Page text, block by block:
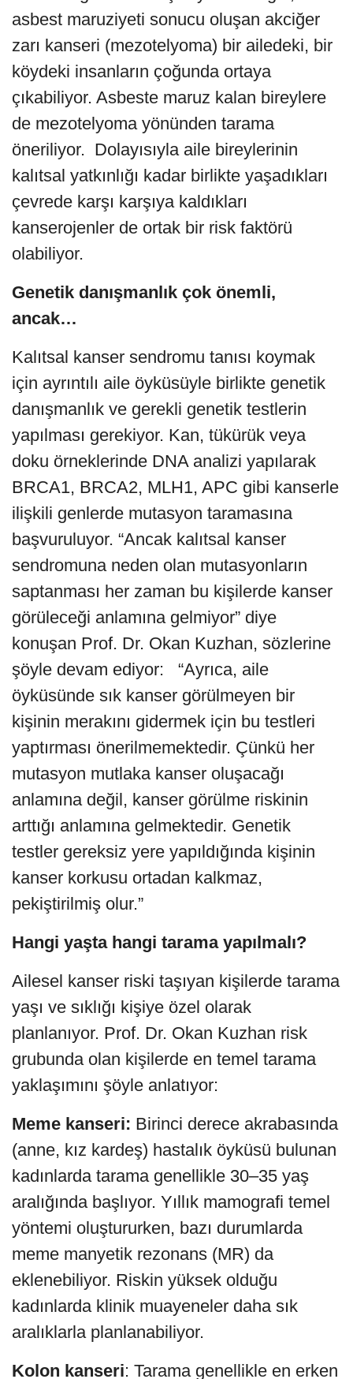
asbest maruziyeti sonucu oluşan akciğer
zarı kanseri (mezotelyoma) bir ailedeki, bir
köydeki insanların çoğunda ortaya
çıkabiliyor. Asbeste maruz kalan bireylere
de mezotelyoma yönünden tarama
öneriliyor. Dolayısıyla aile bireylerinin
kalıtsal yatkınlığı kadar birlikte yaşadıkları
çevrede karşı karşıya kaldıkları
kanserojenler de ortak bir risk faktörü
olabiliyor.
Genetik danışmanlık çok önemli,
ancak…
Kalıtsal kanser sendromu tanısı koymak
için ayrıntılı aile öyküsüyle birlikte genetik
danışmanlık ve gerekli genetik testlerin
yapılması gerekiyor. Kan, tükürük veya
doku örneklerinde DNA analizi yapılarak
BRCA1, BRCA2, MLH1, APC gibi kanserle
ilişkili genlerde mutasyon taramasına
başvuruluyor. “Ancak kalıtsal kanser
sendromuna neden olan mutasyonların
saptanması her zaman bu kişilerde kanser
görüleceği anlamına gelmiyor” diye
konuşan Prof. Dr. Okan Kuzhan, sözlerine
şöyle devam ediyor: “Ayrıca, aile
öyküsünde sık kanser görülmeyen bir
kişinin merakını gidermek için bu testleri
yaptırması önerilmemektedir. Çünkü her
mutasyon mutlaka kanser oluşacağı
anlamına değil, kanser görülme riskinin
arttığı anlamına gelmektedir. Genetik
testler gereksiz yere yapıldığında kişinin
kanser korkusu ortadan kalkmaz,
pekiştirilmiş olur.”
Hangi yaşta hangi tarama yapılmalı?
Ailesel kanser riski taşıyan kişilerde tarama
yaşı ve sıklığı kişiye özel olarak
planlanıyor. Prof. Dr. Okan Kuzhan risk
grubunda olan kişilerde en temel tarama
yaklaşımını şöyle anlatıyor:
Meme kanseri: Birinci derece akrabasında
(anne, kız kardeş) hastalık öyküsü bulunan
kadınlarda tarama genellikle 30–35 yaş
aralığında başlıyor. Yıllık mamografi temel
yöntemi oluştururken, bazı durumlarda
meme manyetik rezonans (MR) da
eklenebiliyor. Riskin yüksek olduğu
kadınlarda klinik muayeneler daha sık
aralıklarla planlanabiliyor.
Kolon kanseri: Tarama genellikle en erken